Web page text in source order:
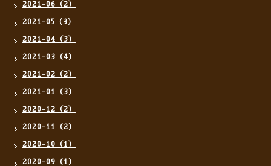
2021-06（2）
2021-05（3）
2021-04（3）
2021-03（4）
2021-02（2）
2021-01（3）
2020-12（2）
2020-11（2）
2020-10（1）
2020-09（1）